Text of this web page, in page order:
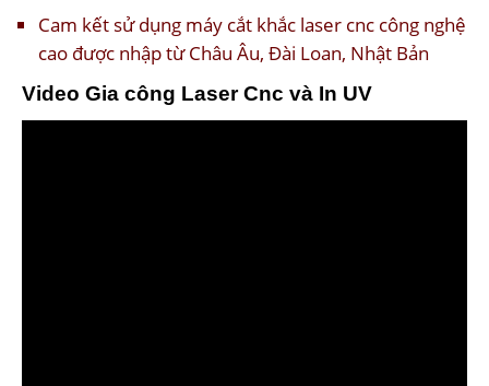
Cam kết sử dụng máy cắt khắc laser cnc công nghệ
cao được nhập từ Châu Âu, Đài Loan, Nhật Bản
Video Gia công Laser Cnc và In UV